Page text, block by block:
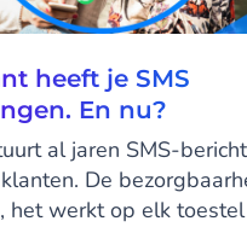
heeft je SMS
En nu?
al jaren SMS-
De
het werkt op elk toestel